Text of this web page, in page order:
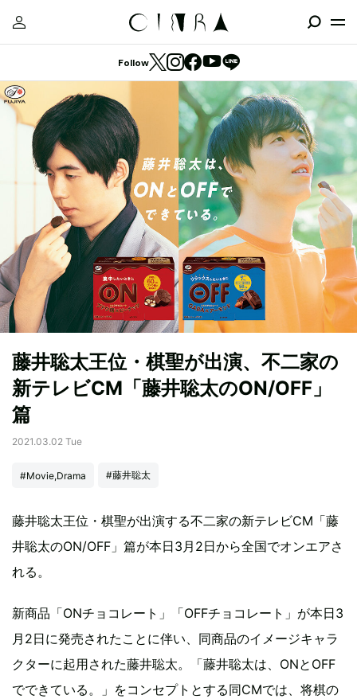
Follow
藤井聡太王位・棋聖が出演、不二家の
新テレビCM「藤井聡太のON/OFF」
篇
2021.03.02 Tue
#Movie,Drama #藤井聡太
藤井聡太王位・棋聖が出演する不二家の新テレビCM「藤
井聡太のON/OFF」篇が本日3月2日から全国でオンエアさ
れる。
新商品「ONチョコレート」「OFFチョコレート」が本日3
月2日に発売されたことに伴い、同商品のイメージキャラ
クターに起用された藤井聡太。「藤井聡太は、ONとOFF
でできている。」をコンセプトとする同CMでは、将棋の